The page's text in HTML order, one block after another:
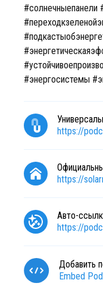
#солнечныепанели
#энергосистемы
https://
https://
Авто-
https://
Добавить
Embed